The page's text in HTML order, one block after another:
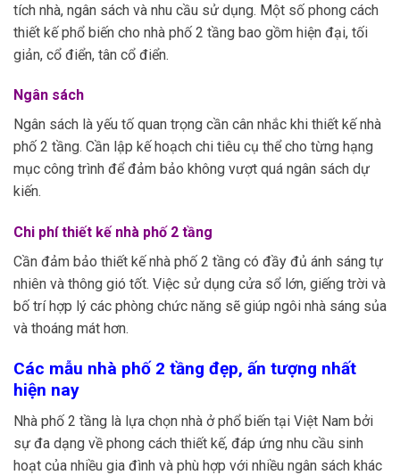
tích nhà, ngân sách và nhu cầu sử dụng. Một số phong cách
thiết kế phổ biến cho nhà phố 2 tầng bao gồm hiện đại, tối
giản, cổ điển, tân cổ điển.
Ngân sách
Ngân sách là yếu tố quan trọng cần cân nhắc khi thiết kế nhà
phố 2 tầng. Cần lập kế hoạch chi tiêu cụ thể cho từng hạng
mục công trình để đảm bảo không vượt quá ngân sách dự
kiến.
Chi phí thiết kế nhà phố 2 tầng
Cần đảm bảo thiết kế nhà phố 2 tầng có đầy đủ ánh sáng tự
nhiên và thông gió tốt. Việc sử dụng cửa sổ lớn, giếng trời và
bố trí hợp lý các phòng chức năng sẽ giúp ngôi nhà sáng sủa
và thoáng mát hơn.
Các mẫu nhà phố 2 tầng đẹp, ấn tượng nhất
hiện nay
Nhà phố 2 tầng là lựa chọn nhà ở phổ biến tại Việt Nam bởi
sự đa dạng về phong cách thiết kế, đáp ứng nhu cầu sinh
hoạt của nhiều gia đình và phù hợp với nhiều ngân sách khác